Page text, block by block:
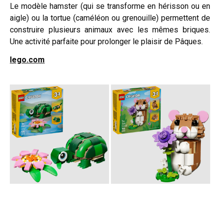
Le modèle hamster (qui se transforme en hérisson ou en
aigle) ou la tortue (caméléon ou grenouille) permettent de
construire plusieurs animaux avec les mêmes briques.
Une activité parfaite pour prolonger le plaisir de Pâques.
lego.com